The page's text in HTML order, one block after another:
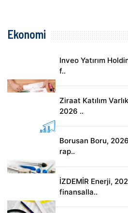
Ekonomi
Inveo Yatırım
f..
Ziraat Katılım
2026 ..
Borusan Boru,
rap..
İZDEMİR Enerji,
finansalla..